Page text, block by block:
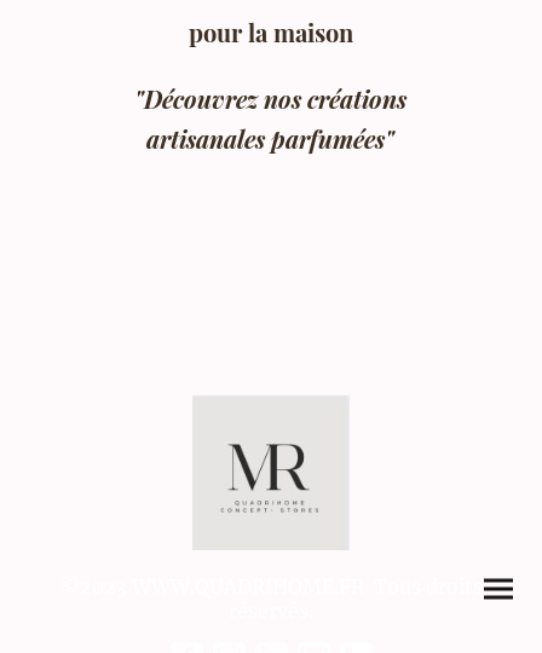
pour la maison
"Découvrez nos créations
artisanales parfumées"